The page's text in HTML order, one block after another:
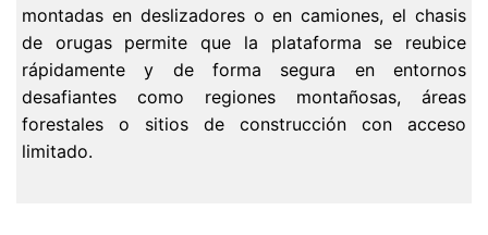
montadas en deslizadores o en camiones, el chasis
de orugas permite que la plataforma se reubice
rápidamente y de forma segura en entornos
desafiantes como regiones montañosas, áreas
forestales o sitios de construcción con acceso
limitado.